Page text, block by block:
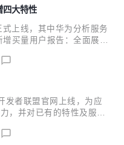
画插件特性，使游戏角
接近真实的液体形态；
雾渲染能力； 新增TAA抗
四大特性
上线，其中华为分析服务
买量用户报告：全面展示
指标，高效衡量买量用户
及每日明细，方便您全览
时概览：基于ClickHouse
件对比，可实时查看各渠
城市分布、数据导出功能
发者联盟官网上线，为应
，并对已有的特性及服务
开发者联盟官网下载使用